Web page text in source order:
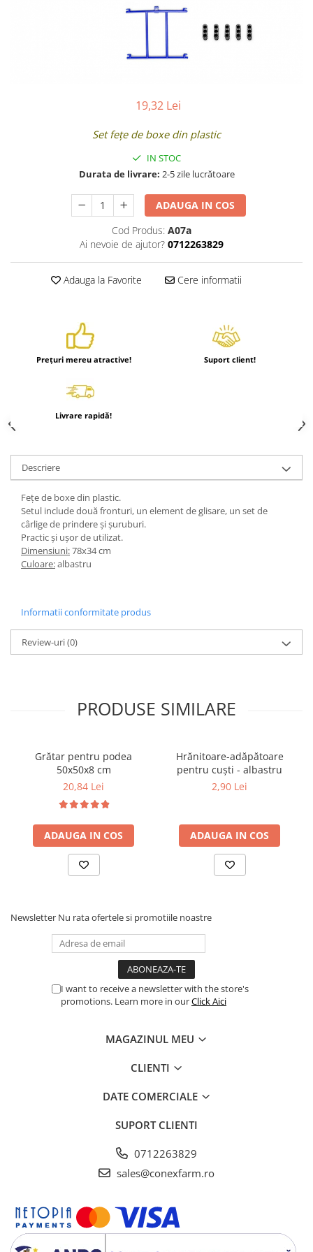
19,32 Lei
Set fețe de boxe din plastic
IN STOC
Durata de livrare: 2-5 zile lucrătoare
ADAUGA IN COS
Cod Produs: A07a
Ai nevoie de ajutor? 0712263829
Adauga la Favorite Cere informatii
Prețuri mereu atractive! Suport client!
Livrare rapidă!
Descriere
Fețe de boxe din plastic.
Setul include două fronturi, un element de glisare, un set de
cârlige de prindere și șuruburi.
Practic și ușor de utilizat.
Dimensiuni:78x34 cm
Culoare:albastru
Informatii conformitate produs
Review-uri(0)
PRODUSE SIMILARE
Grătar pentru podea
50x50x8 cm
20,84 Lei
ADAUGA IN COS
Hrănitoare-adăpătoare
pentru cuști - albastru
2,90 Lei
ADAUGA IN COS
Newsletter Nu rata ofertele si promotiile noastre
I want to receive a newsletter with the store's
promotions. Learn more in ourClick Aici
MAGAZINUL MEU
CLIENTI
DATE COMERCIALE
SUPORT CLIENTI
0712263829
sales@conexfarm.ro